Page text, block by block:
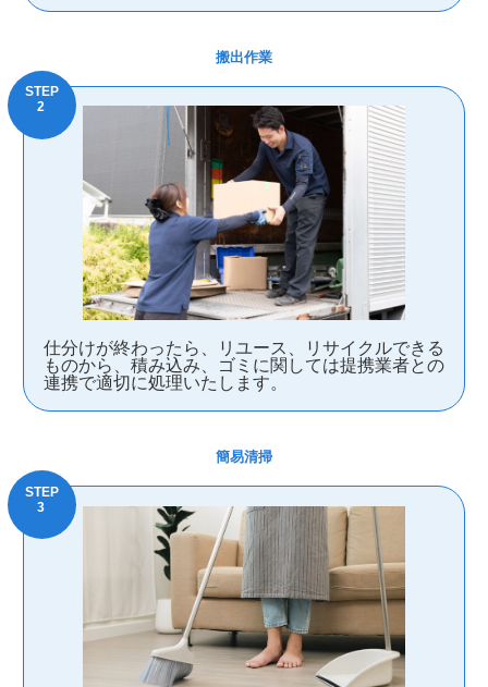
搬出作業
仕分けが終わったら、リユース、リサイクルできる
ものから、積み込み、ゴミに関しては提携業者との
連携で適切に処理いたします。
簡易清掃